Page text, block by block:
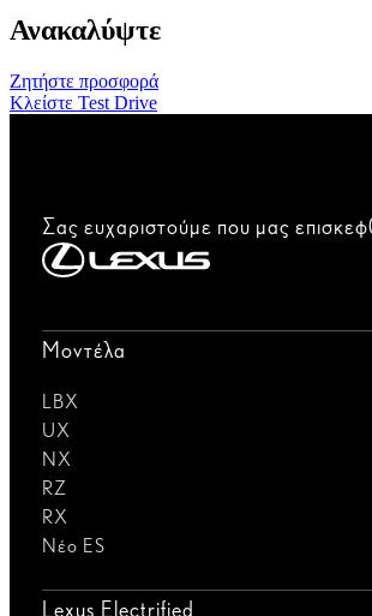
Ανακαλύψτε
Ζητήστε προσφορά
Κλείστε Test Drive
Σας ευχαριστούμε που μας
Μοντέλα
LBX
UX
NX
RZ
RX
Νέο ES
Lexus Electrified